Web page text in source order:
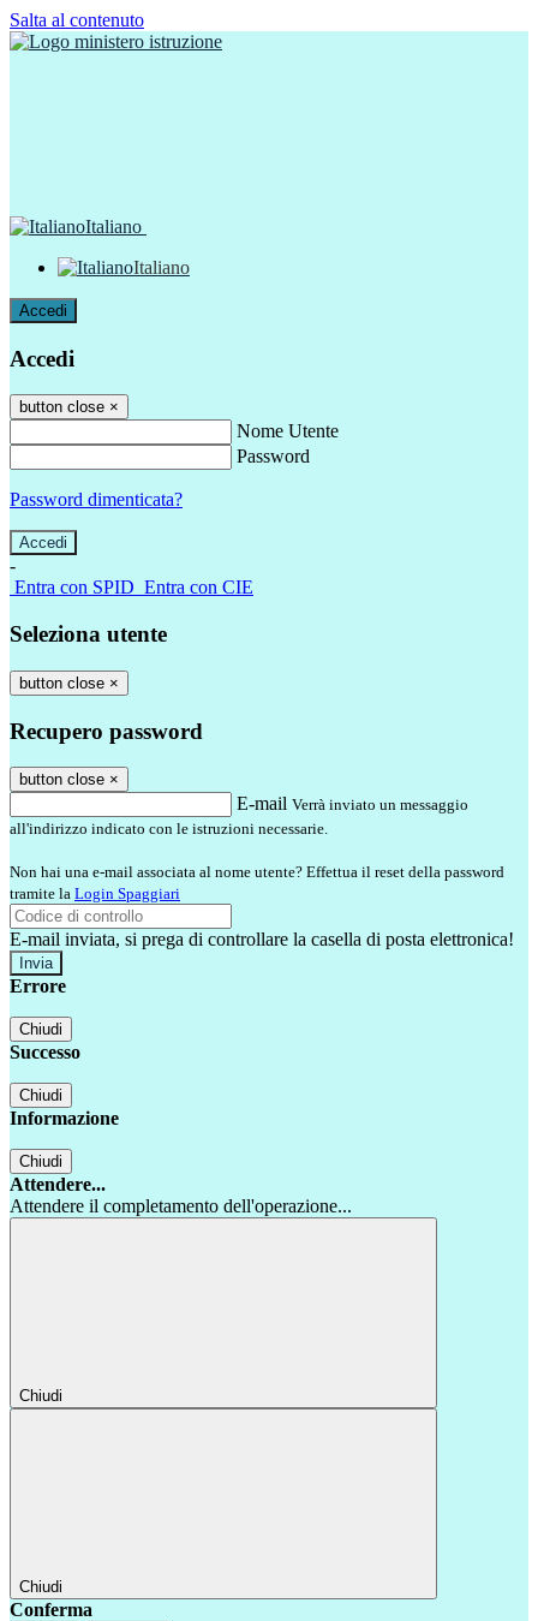
Salta al contenuto
Italiano
Italiano
Accedi
Accedi
button close ×
Nome Utente
Password
Password dimenticata?
-
Entra con SPID Entra con CIE
Seleziona utente
button close ×
Recupero password
button close ×
E-mail Verrà inviato un messaggio
all'indirizzo indicato con le istruzioni necessarie.
Non hai una e-mail associata al nome utente? Effettua il reset della password
tramite la Login Spaggiari
E-mail inviata, si prega di controllare la casella di posta elettronica!
Errore
Chiudi
Successo
Chiudi
Informazione
Chiudi
Attendere...
Attendere il completamento dell'operazione...
Chiudi
Chiudi
Conferma